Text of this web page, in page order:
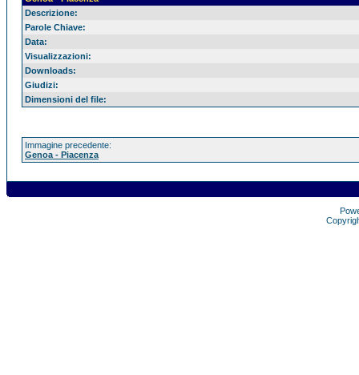
Descrizione:
Parole Chiave:
Data:
Visualizzazioni:
Downloads:
Giudizi:
Dimensioni del file:
Immagine precedente:
Genoa - Piacenza